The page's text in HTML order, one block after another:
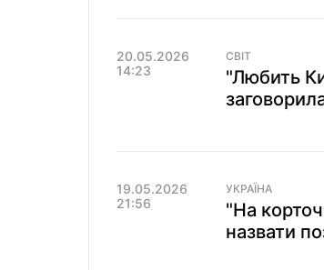
20.05.2026
14:23
СВІТ
"Любить
19.05.2026
21:56
УКРАЇНА
"На
назвати